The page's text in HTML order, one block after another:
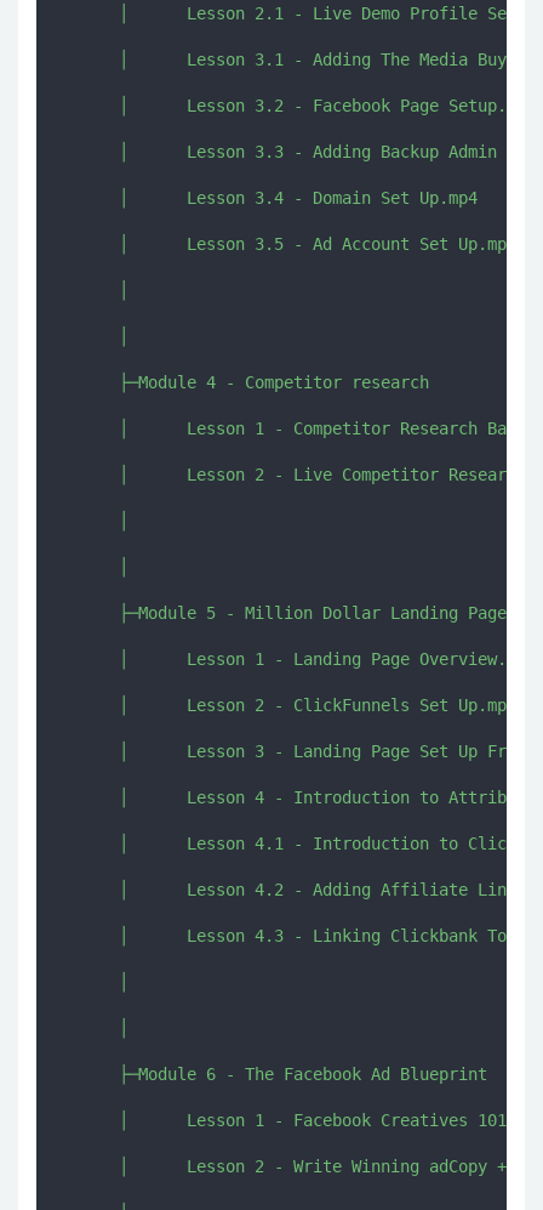
│      Lesson 2.1 - Live Demo Profile Set
│      Lesson 3.1 - Adding The Media
      │      Lesson 3.2 - Facebook Page Setup.mp4
│      Lesson 3.3 - Adding Backup Admin +
      │      Lesson 3.4 - Domain Set Up.mp4
      │      Lesson 3.5 - Ad Account Set Up.mp4
      ├─Module 4 - Competitor research
│      Lesson 1 - Competitor Research
│      Lesson 2 - Live Competitor Research
      ├─Module 5 - Million Dollar Landing Pages
      │      Lesson 1 - Landing Page Overview.mp4
      │      Lesson 2 - ClickFunnels Set Up.mp4
│      Lesson 3 - Landing Page Set Up From
│      Lesson 4 - Introduction to
│      Lesson 4.1 - Introduction to
│      Lesson 4.2 - Adding Affiliate Link
│      Lesson 4.3 - Linking Clickbank To
      ├─Module 6 - The Facebook Ad Blueprint
│      Lesson 1 - Facebook Creatives
│      Lesson 2 - Write Winning adCopy +